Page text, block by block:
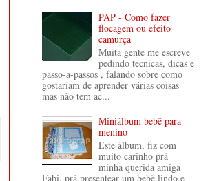
PAP - Como fazer
flocagem ou efeito
camurça
Muita gente me escreve
pedindo técnicas, dicas e
passo-a-passos , falando sobre como
gostariam de aprender várias coisas
mas não tem ac...
Miniálbum bebê para
menino
Este álbum, fiz com
muito carinho prá
minha querida amiga
Fabi, prá presentear um bebê lindo e